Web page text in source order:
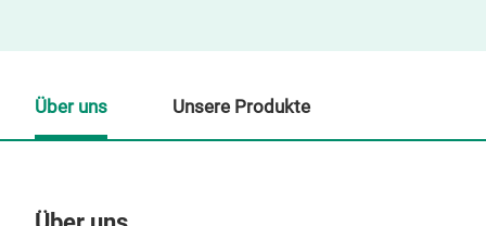
Über uns Unsere Produkte